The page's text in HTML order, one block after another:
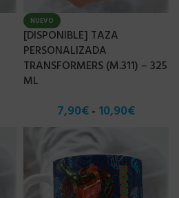
NUEVO
[DISPONIBLE] TAZA
PERSONALIZADA
TRANSFORMERS (M.311) – 325
ML
7,90€ - 10,90€